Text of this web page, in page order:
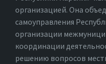
организацией. Она
самоуправления
организации
координации
решению вопросов